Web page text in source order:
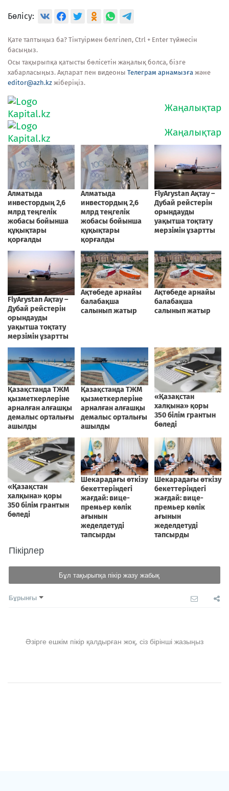
Бөлісу:
Қате таптыңыз ба? Тінтуірмен белгілеп, Ctrl + Enter түймесін
басыңыз.
Осы тақырыпқа қатысты бөлісетін жаңалық болса, бізге
хабарласыңыз. Ақпарат пен видеоны Телеграм арнамызға және
editor@azh.kz жіберіңіз.
Пікірлер
Бұл тақырыпқа пікір жазу жабық
Бұрынғы
Әзірге ешкім пікір қалдырған жоқ, сіз бірінші жазыңыз